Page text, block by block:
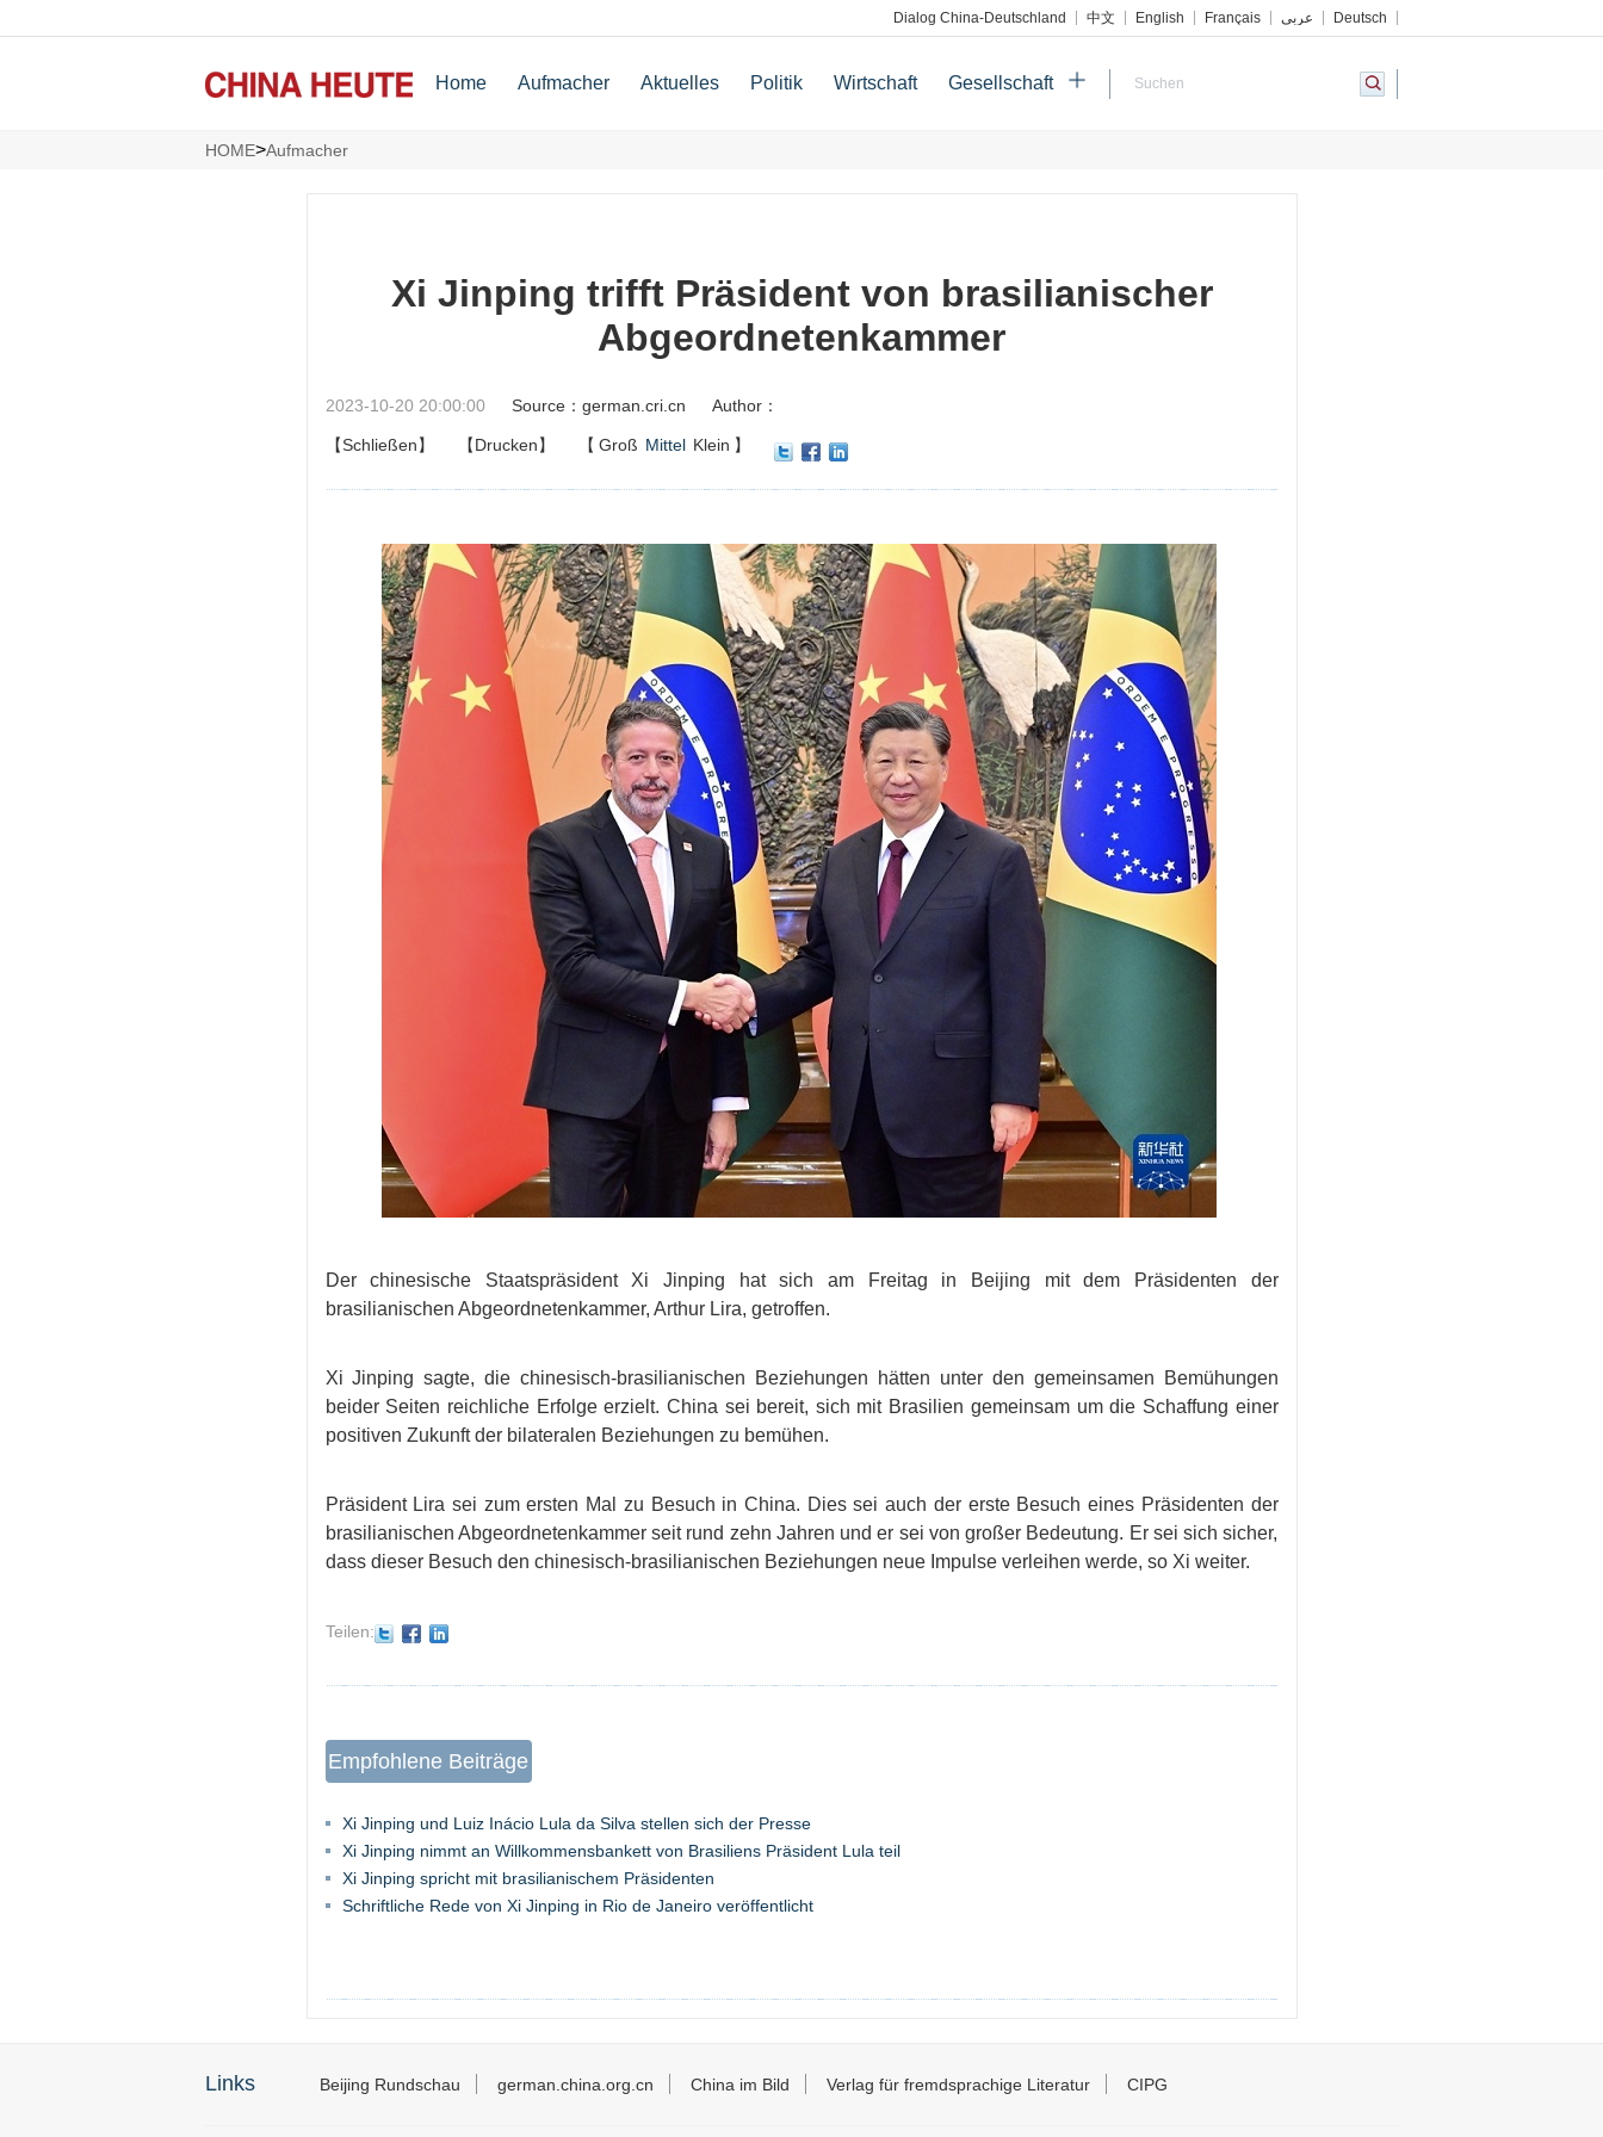
Dialog China-Deutschland 中文 English Français عربي Deutsch
Home Aufmacher Aktuelles Politik Wirtschaft Gesellschaft
HOME>Aufmacher
Xi Jinping trifft Präsident von brasilianischer
Abgeordnetenkammer
2023-10-20 20:00:00 Source：german.cri.cn Author：
【Schließen】 【Drucken】 【 Groß Mittel Klein 】
Der chinesische Staatspräsident Xi Jinping hat sich am Freitag in Beijing mit dem Präsidenten der
brasilianischen Abgeordnetenkammer, Arthur Lira, getroffen.
Xi Jinping sagte, die chinesisch-brasilianischen Beziehungen hätten unter den gemeinsamen Bemühungen
beider Seiten reichliche Erfolge erzielt. China sei bereit, sich mit Brasilien gemeinsam um die Schaffung einer
positiven Zukunft der bilateralen Beziehungen zu bemühen.
Präsident Lira sei zum ersten Mal zu Besuch in China. Dies sei auch der erste Besuch eines Präsidenten der
brasilianischen Abgeordnetenkammer seit rund zehn Jahren und er sei von großer Bedeutung. Er sei sich sicher,
dass dieser Besuch den chinesisch-brasilianischen Beziehungen neue Impulse verleihen werde, so Xi weiter.
Teilen:
Empfohlene Beiträge
Xi Jinping und Luiz Inácio Lula da Silva stellen sich der Presse
Xi Jinping nimmt an Willkommensbankett von Brasiliens Präsident Lula teil
Xi Jinping spricht mit brasilianischem Präsidenten
Schriftliche Rede von Xi Jinping in Rio de Janeiro veröffentlicht
Links Beijing Rundschau german.china.org.cn China im Bild Verlag für fremdsprachige Literatur CIPG